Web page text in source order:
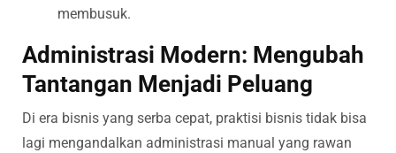
membusuk.
Administrasi Modern: Mengubah
Tantangan Menjadi Peluang
Di era bisnis yang serba cepat, praktisi bisnis tidak bisa
lagi mengandalkan administrasi manual yang rawan